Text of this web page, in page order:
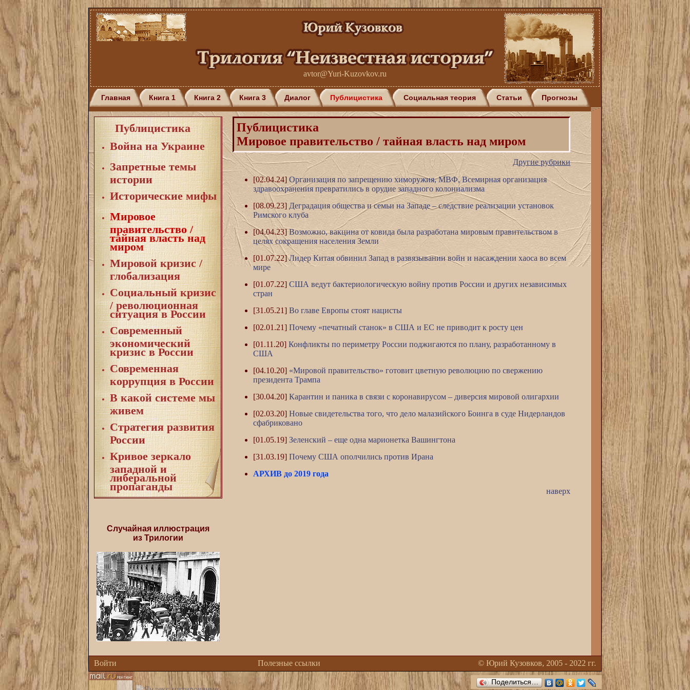
avtor@Yuri-Kuzovkov.ru
Главная Книга 1 Книга 2 Книга 3 Диалог Публицистика Социальная теория Статьи Прогнозы
Публицистика
Война на Украине
Запретные темы
истории
Исторические мифы
Мировое
правительство /
тайная власть над
миром
Мировой кризис /
глобализация
Социальный кризис
/ революционная
ситуация в России
Современный
экономический
кризис в России
Современная
коррупция в России
В какой системе мы
живем
Стратегия развития
России
Кривое зеркало
западной и
либеральной
пропаганды
Случайная иллюстрация
из Трилогии
Публицистика
Мировое правительство / тайная власть над миром
Другие рубрики
[02.04.24] Организация по запрещению химоружия, МВФ, Всемирная организация
здравоохранения превратились в орудие западного колониализма
[08.09.23] Деградация общества и семьи на Западе – следствие реализации установок
Римского клуба
[04.04.23]Возможно, вакцина от ковида была разработана мировым правительством в
целях сокращения населения Земли
[01.07.22]Лидер Китая обвинил Запад в развязывании войн и насаждении хаоса во всем
мире
[01.07.22] США ведут бактериологическую войну против России и других независимых
стран
[31.05.21] Во главе Европы стоят нацисты
[02.01.21] Почему «печатный станок» в США и ЕС не приводит к росту цен
[01.11.20] Конфликты по периметру России поджигаются по плану, разработанному в
США
[04.10.20] «Мировой правительство» готовит цветную революцию по свержению
президента Трампа
[30.04.20] Карантин и паника в связи с коронавирусом – диверсия мировой олигархии
[02.03.20] Новые свидетельства того, что дело малазийского Боинга в суде Нидерландов
сфабриковано
[01.05.19] Зеленский – еще одна марионетка Вашингтона
[31.03.19] Почему США ополчились против Ирана
АРХИВ до 2019 года
наверх
Войти Полезные ссылки © Юрий Кузовков, 2005 - 2022 гг.
Поделиться…